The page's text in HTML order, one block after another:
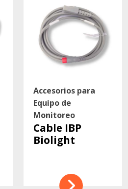
Accesorios para
Equipo de
Monitoreo
Cable IBP
Biolight